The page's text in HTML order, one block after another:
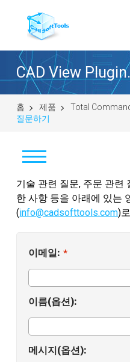
CAD View
홈 제품
Total
질문하기
다운로드
CADView 32 bit
구입
EULA
기술 관련 질문, 주문 관련
한 사항 등을 아래에 있는
(info@cadsofttools.com)
이메일: *
이름(옵션):
메시지(옵션):